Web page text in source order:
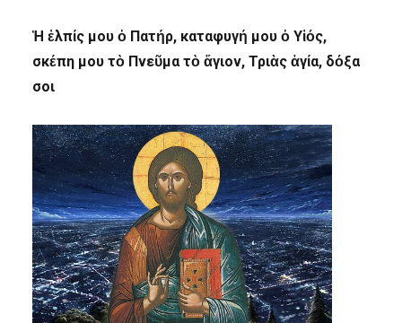
Ἡ ἐλπίς μου ὁ Πατήρ, καταφυγή μου ὁ Υἱός,
σκέπη μου τὸ Πνεῦμα τὸ ἅγιον, Τριὰς ἁγία, δόξα
σοι